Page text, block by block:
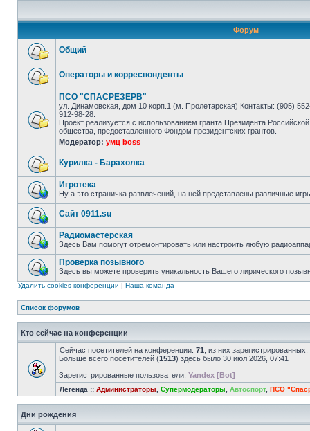
Форум
Общий
Операторы и корреспонденты
ПСО "СПАСРЕЗЕРВ"
ул. Динамовская, дом 10 корп.1 (м. Пролетарская) Контакты: (905)
912-98-28.
Проект реализуется с использованием гранта Президента
общества, предоставленного Фондом президентских грантов.
Модератор: умц boss
Курилка - Барахолка
Игротека
Ну а это страничка развлечений, на ней представлены различные
Сайт 0911.su
Радиомастерская
Здесь Вам помогут отремонтировать или настроить любую
Проверка позывного
Здесь вы можете проверить уникальность Вашего лирического
Удалить cookies конференции | Наша команда
Список форумов
Кто сейчас на конференции
Сейчас посетителей на конференции: 71 , из них
Больше всего посетителей (1513) здесь было 30 июл 2026, 07:41
Зарегистрированные пользователи: Yandex [Bot]
Легенда :: Администраторы Супермодераторы Автоспорт, ПСО
Дни рождения